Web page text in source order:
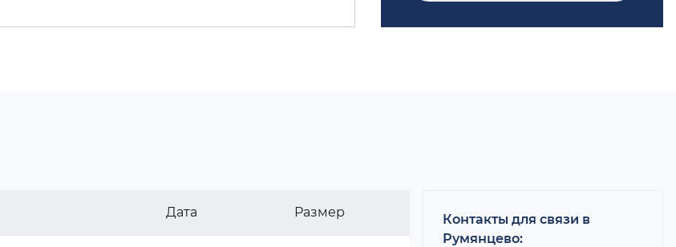
Дата Размер
Контакты для связи в
Румянцево: